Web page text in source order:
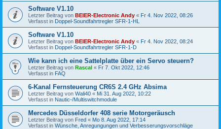
Software V1.10
Letzter Beitrag von BEIER-Electronic Andy « Fr 4. Nov 2022, 08:26
Verfasst in Doppel-Soundfahrtregler SFR-1-HL
Software V1.10
Letzter Beitrag von BEIER-Electronic Andy « Fr 4. Nov 2022, 08:24
Verfasst in Doppel-Soundfahrtregler SFR-1-D
Wie kann ich eine Sattelplatte über ein Servo steuern?
Letzter Beitrag von Rascal « Fr 7. Okt 2022, 12:46
Verfasst in FAQ
6-Kanal Fernsteuerung CR6S 2.4 GHz Absima
Letzter Beitrag von Wali40 « Mi 31. Aug 2022, 10:22
Verfasst in Nautic-/Multiswitchmodule
Mercedes Düsseldorfer 408 serie Motorgeräusch
Letzter Beitrag von Fred « Mo 8. Aug 2022, 17:14
Verfasst in Wünsche, Anregungungen und Verbesserungsvorschläge